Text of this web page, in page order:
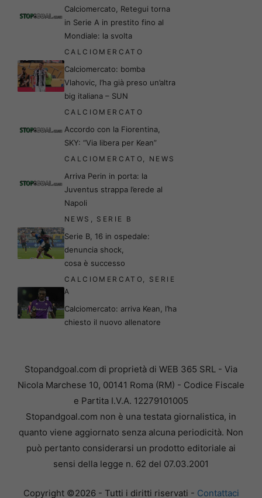
Calciomercato, Retegui torna
in Serie A in prestito fino al
Mondiale: la svolta
CALCIOMERCATO
Calciomercato: bomba
Vlahovic, l’ha già preso un’altra
big italiana – SUN
CALCIOMERCATO
Accordo con la Fiorentina,
SKY: “Via libera per Kean”
CALCIOMERCATO, NEWS
Arriva Perin in porta: la
Juventus strappa l’erede al
Napoli
NEWS , SERIE B
Serie B, 16 in ospedale:
denuncia shock,
cosa è successo
CALCIOMERCATO, SERIE
A
Calciomercato: arriva Kean, l’ha
chiesto il nuovo allenatore
Stopandgoal.com di proprietà di WEB 365 SRL - Via
Nicola Marchese 10, 00141 Roma (RM) - Codice Fiscale
e Partita I.V.A. 12279101005
Stopandgoal.com non è una testata giornalistica, in
quanto viene aggiornato senza alcuna periodicità. Non
può pertanto considerarsi un prodotto editoriale ai
sensi della legge n. 62 del 07.03.2001
Copyright ©2026 - Tutti i diritti riservati - Contattaci